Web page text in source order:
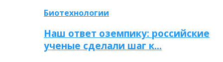
Биотехнологии
Наш ответ оземпику: российские
ученые сделали шаг к…